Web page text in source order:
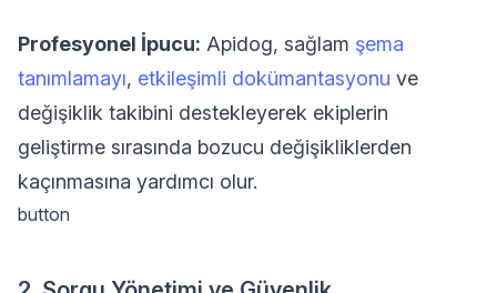
Profesyonel İpucu: Apidog, sağlam şema
tanımlamayı, etkileşimli dokümantasyonu ve
değişiklik takibini destekleyerek ekiplerin
geliştirme sırasında bozucu değişikliklerden
kaçınmasına yardımcı olur.
button